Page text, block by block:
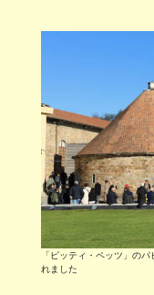
「ピッティ・ペッツ」の
れました